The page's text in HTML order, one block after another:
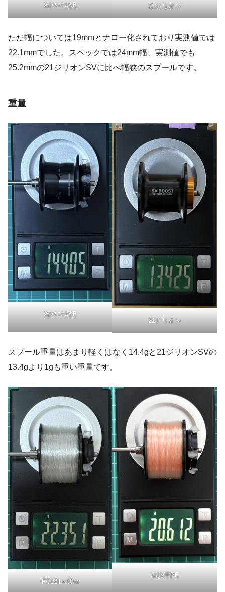
22ﾒﾀﾆｳﾑSE 21ジリオン
ただ幅については19mmとナロー化されており実測値では
22.1mmでした。スペックでは24mm幅、実測値でも
25.2mmの21ジリオンSVに比べ幅狭のスプールです。
重量
22ﾒﾀﾆｳﾑSE
21ジリオン
スプール重量はあまり軽くはなく14.4gと21ジリオンSVの
13.4gより1gも重い重量です。
FC12lb×60m
高比重PE